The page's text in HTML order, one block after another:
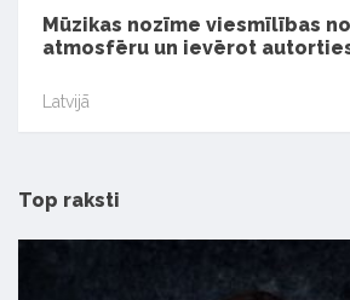
Mūzikas nozīme viesmīlības
atmosfēru un ievērot
Latvijā
Top raksti